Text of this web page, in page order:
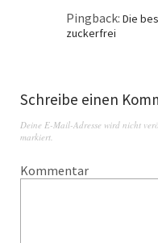
Pingback: Die
zuckerfrei
Schreibe einen
Deine E-Mail-Adresse wird nicht
markiert.
Kommentar